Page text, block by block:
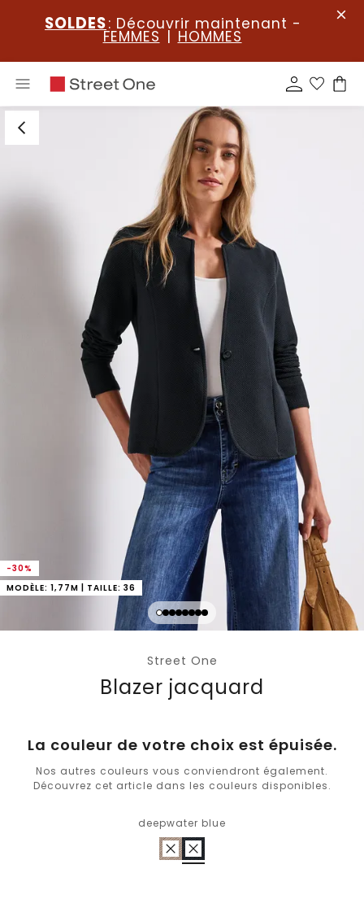
SOLDES: Découvrir maintenant -
FEMMES | HOMMES
-30%
MODÈLE: 1,77M | TAILLE: 36
Street One
Blazer jacquard
La couleur de votre choix est épuisée.
Nos autres couleurs vous conviendront également.
Découvrez cet article dans les couleurs disponibles.
deepwater blue